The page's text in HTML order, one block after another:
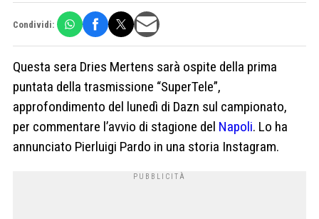
Condividi:
Questa sera Dries Mertens sarà ospite della prima
puntata della trasmissione “SuperTele”,
approfondimento del lunedì di Dazn sul campionato,
per commentare l’avvio di stagione del Napoli. Lo ha
annunciato Pierluigi Pardo in una storia Instagram.